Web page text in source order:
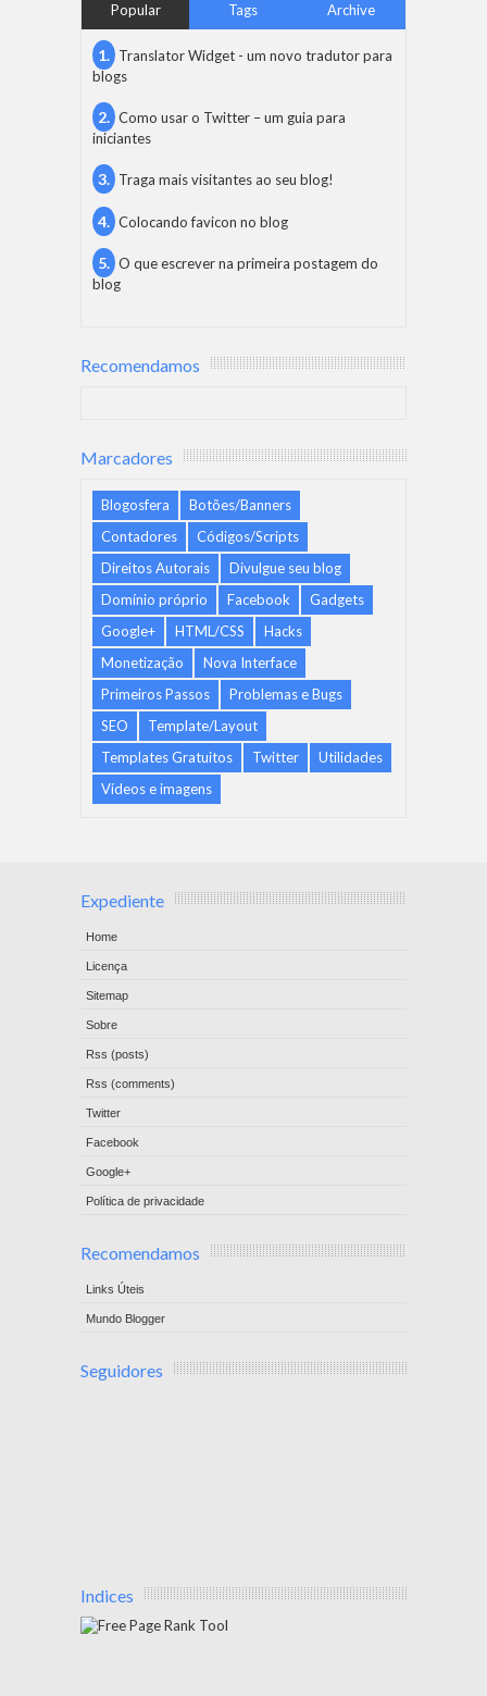
Popular Tags Archive
Translator Widget - um novo tradutor para
blogs
Como usar o Twitter – um guia para
iniciantes
Traga mais visitantes ao seu blog!
Colocando favicon no blog
O que escrever na primeira postagem do
blog
Recomendamos
Marcadores
Blogosfera
Botões/Banners
Contadores
Códigos/Scripts
Direitos Autorais
Divulgue seu blog
Domínio próprio
Facebook
Gadgets
Google+
HTML/CSS
Hacks
Monetização
Nova Interface
Primeiros Passos
Problemas e Bugs
SEO
Template/Layout
Templates Gratuitos
Twitter
Utilidades
Vídeos e imagens
Expediente
Home
Licença
Sitemap
Sobre
Rss (posts)
Rss (comments)
Twitter
Facebook
Google+
Política de privacidade
Recomendamos
Links Úteis
Mundo Blogger
Seguidores
Indices